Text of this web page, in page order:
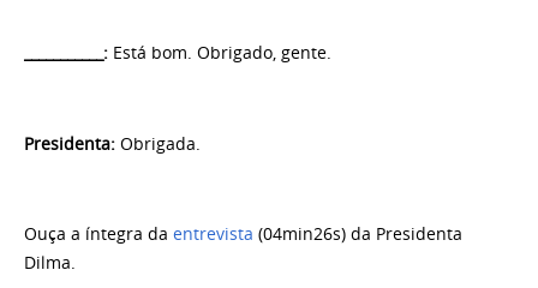
___________: Está bom. Obrigado, gente.
Presidenta: Obrigada.
Ouça a íntegra da entrevista (04min26s) da Presidenta
Dilma.